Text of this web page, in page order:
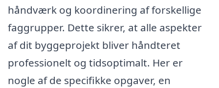
håndværk og koordinering af forskellige
faggrupper. Dette sikrer, at alle aspekter
af dit byggeprojekt bliver håndteret
professionelt og tidsoptimalt. Her er
nogle af de specifikke opgaver, en